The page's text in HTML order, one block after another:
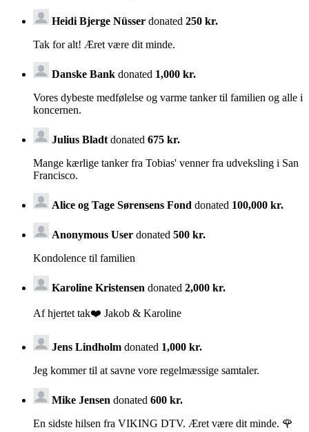
Heidi Bjerge Nüsser donated 250 kr.
Tak for alt! Æret være dit minde.
Danske Bank donated 1,000 kr.
Vores dybeste medfølelse og varme tanker til familien og alle i
koncernen.
Julius Bladtdonated 675 kr.
Mange kærlige tanker fra Tobias' venner fra udveksling i San
Francisco.
Alice og Tage Sørensens Fond donated 100,000 kr.
Anonymous User donated 500 kr.
Kondolence til familien
Karoline Kristensen donated 2,000 kr.
Af hjertet tak❤️ Jakob & Karoline
Jens Lindholm donated 1,000 kr.
Jeg kommer til at savne vore regelmæssige samtaler.
Mike Jensen donated 600 kr.
En sidste hilsen fra VIKING DTV. Æret være dit minde. 🌹